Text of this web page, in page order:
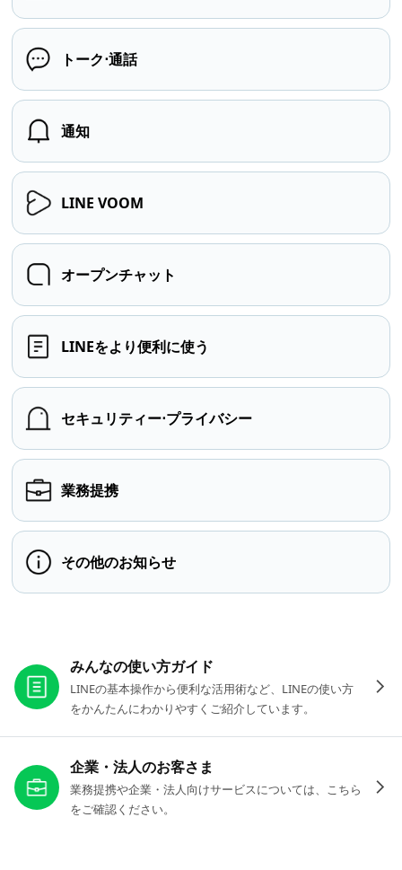
トーク⋅通話
通知
LINE VOOM
オープンチャット
LINEをより便利に使う
セキュリティー⋅プライバシー
業務提携
その他のお知らせ
みんなの使い方ガイド
LINEの基本操作から便利な活用術など、LINEの使い方
をかんたんにわかりやすくご紹介しています。
企業・法人のお客さま
業務提携や企業・法人向けサービスについては、こちら
をご確認ください。